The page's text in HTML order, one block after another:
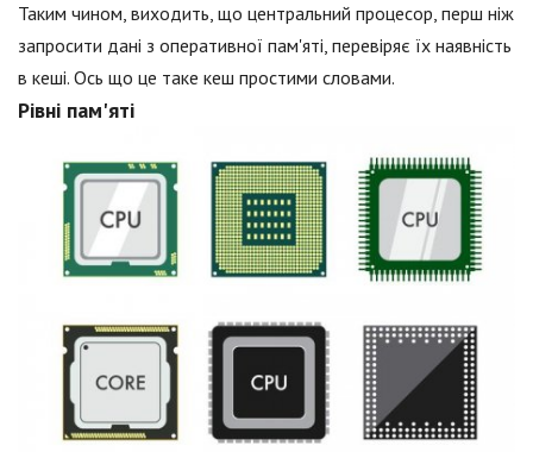
Таким чином, виходить, що центральний процесор, перш ніж
запросити дані з оперативної пам'яті, перевіряє їх наявність
в кеші. Ось що це таке кеш простими словами.
Рівні пам'яті